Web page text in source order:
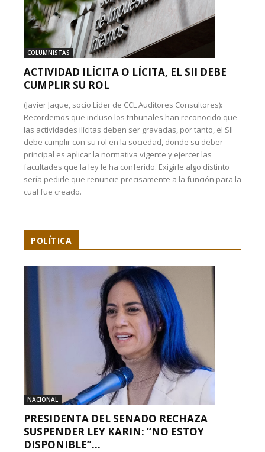
COLUMNISTAS
ACTIVIDAD ILÍCITA O LÍCITA, EL SII DEBE
CUMPLIR SU ROL
(Javier Jaque, socio Líder de CCL Auditores Consultores):
Recordemos que incluso los tribunales han reconocido que
las actividades ilícitas deben ser gravadas, por tanto, el SII
debe cumplir con su rol en la sociedad, donde su deber
principal es aplicar la normativa vigente y ejercer las
facultades que la ley le ha conferido. Exigirle algo distinto
sería pedirle que renuncie precisamente a la función para la
cual fue creado.
POLÍTICA
NACIONAL
PRESIDENTA DEL SENADO RECHAZA
SUSPENDER LEY KARIN: “NO ESTOY
DISPONIBLE”...